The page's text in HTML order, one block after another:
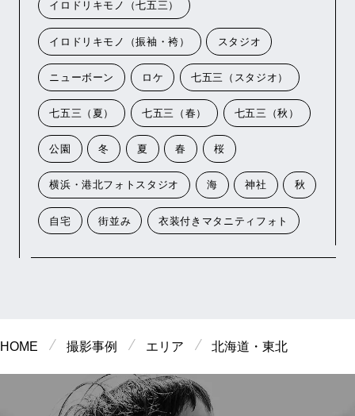
イロドリキモノ（七五三）
イロドリキモノ（振袖・袴） スタジオ
ニューボーン ロケ 七五三（スタジオ）
七五三（夏） 七五三（春） 七五三（秋）
公園 冬 夏 春 桜
横浜・港北フォトスタジオ 海 神社 秋
自宅 街並み 衣装付きマタニティフォト
HOME 撮影事例 エリア 北海道・東北